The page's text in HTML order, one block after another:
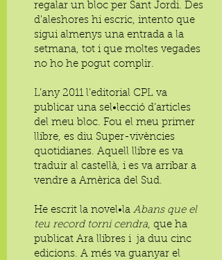
regalar un bloc per Sant Jordi. Des
d'aleshores hi escric, intento que
sigui almenys una entrada a la
setmana, tot i que moltes vegades
no ho he pogut complir.
L’any 2011 l’editorial CPL va
publicar una sel•lecció d’articles
del meu bloc. Fou el meu primer
llibre, es diu Super-vivències
quotidianes. Aquell llibre es va
traduir al castellà, i es va arribar a
vendre a Amèrica del Sud.
He escrit la novel•la Abans que el
teu record torni cendra, que ha
publicat Ara llibres i ja duu cinc
edicions. A més va guanyar el